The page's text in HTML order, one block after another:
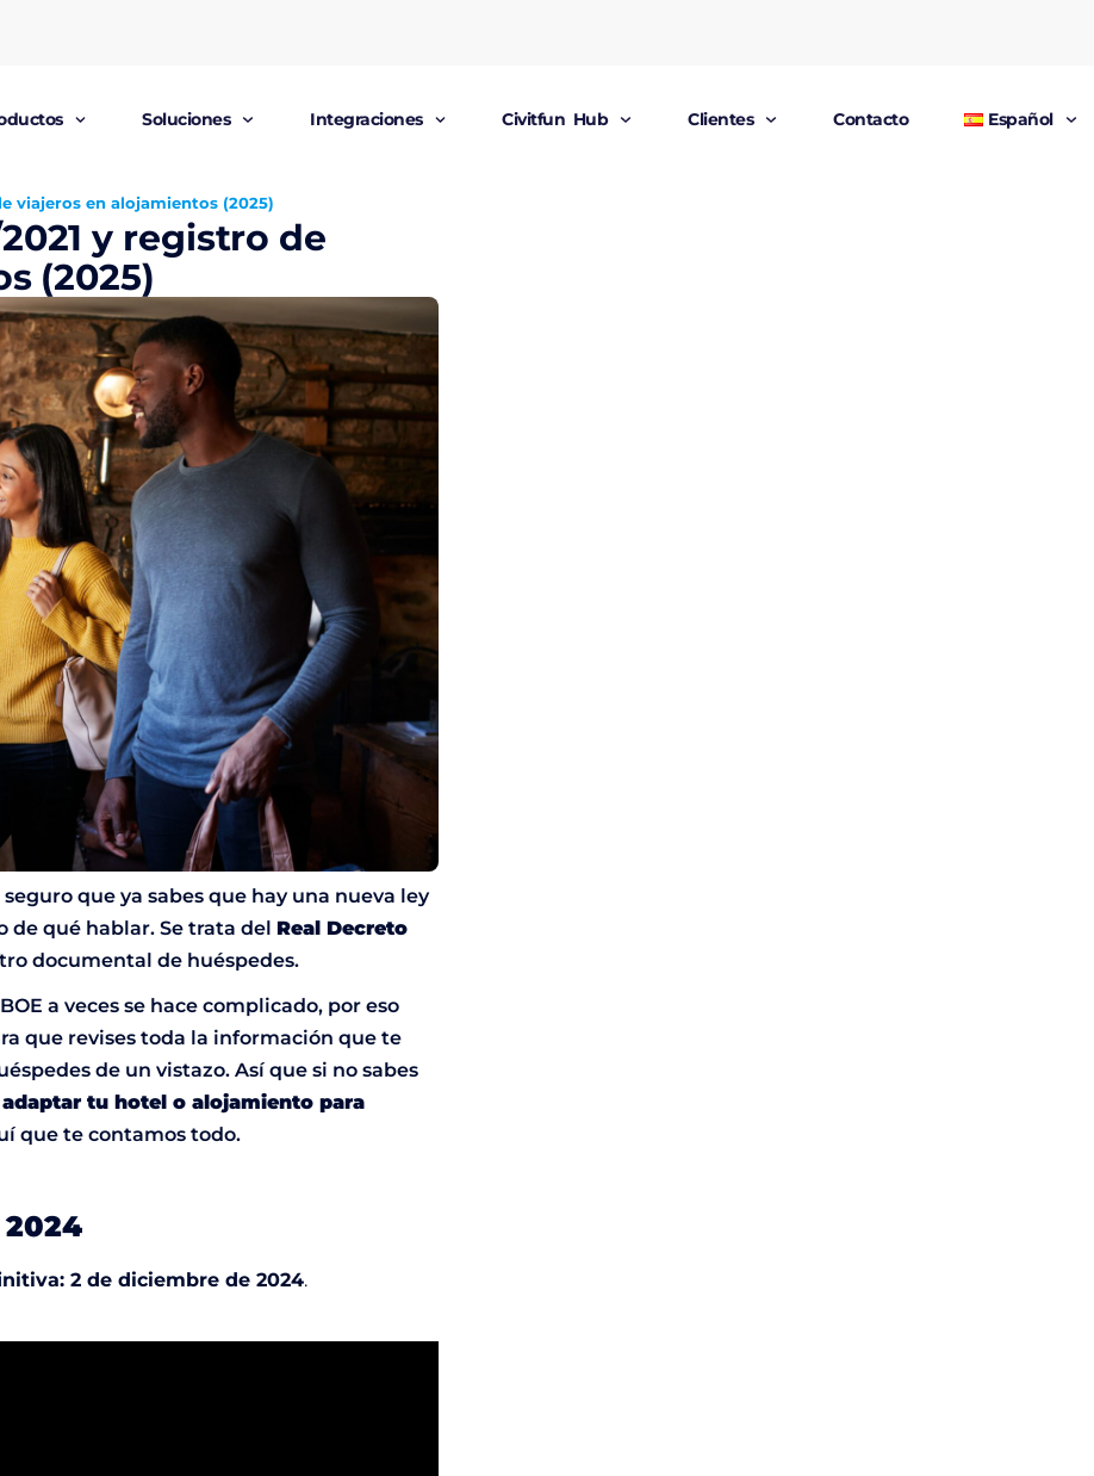
Soluciones Integraciones Civitfun Hub Clientes Contacto Español
viajeros en alojamientos (2025)
y registro de
(2025)
que ya sabes que hay una nueva ley
de qué hablar. Se trata del Real Decreto
documental de huéspedes.
a veces se hace complicado, por eso
que revises toda la información que te
de un vistazo. Así que si no sabes
tu hotel o alojamiento para
que te contamos todo.
2 de diciembre de 2024.